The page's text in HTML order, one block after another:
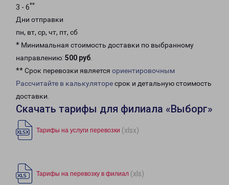
3 - 6**
Дни отправки
пн, вт, ср, чт, пт, сб
* Минимальная стоимость доставки по выбранному
направлению: 500 руб.
** Срок перевозки является ориентировочным
Рассчитайте в калькуляторесрок и детальную стоимость
доставки.
Скачать тарифы для филиала «Выборг»
Тарифы на услуги перевозки (xlsx)
Тарифы на перевозку в филиал (xls)